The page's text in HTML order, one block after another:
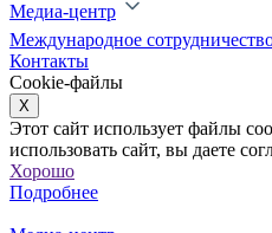
Медиа-центр
Международное
Контакты
Cookie-файлы
X
Этот сайт использует файлы
использовать сайт, вы даете
Хорошо
Подробнее